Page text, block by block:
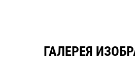
ГАЛЕРЕЯ